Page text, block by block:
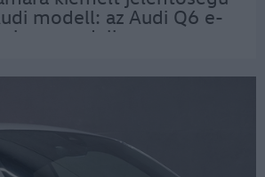
modell: az Audi Q6 e-
modellsorozat,
Platform Electric